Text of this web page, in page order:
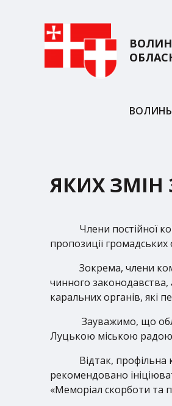
ВОЛИНЬ
ЯКИХ
Члени постійної
пропозиції
Зокрема, члени
чинного законодавства,
каральних органів, які
Зауважимо, що
Луцькою міською радою
Відтак, профільна
рекомендовано
«Меморіал скорботи та